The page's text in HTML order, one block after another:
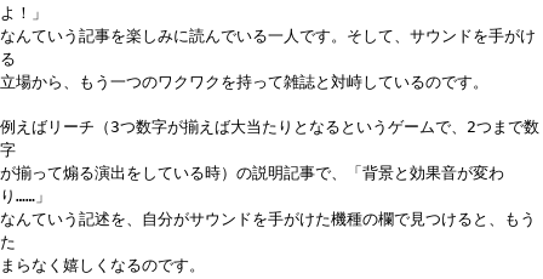
よ！」
なんていう記事を楽しみに読んでいる一人です。そして、サウンドを手がけ
る
立場から、もう一つのワクワクを持って雑誌と対峙しているのです。
例えばリーチ（3つ数字が揃えば大当たりとなるというゲームで、2つまで数
字
が揃って煽る演出をしている時）の説明記事で、「背景と効果音が変わ
り……」
なんていう記述を、自分がサウンドを手がけた機種の欄で見つけると、もう
た
まらなく嬉しくなるのです。